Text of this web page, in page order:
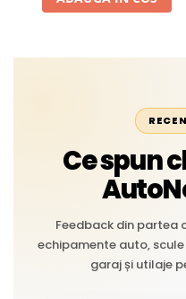
Ce spun
Feedback din partea
echipamente auto,
garaj și utilaje